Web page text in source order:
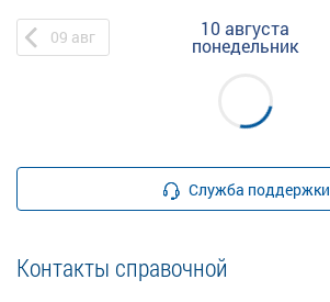
09 авг 10 августа
понедельник
Служба поддержки
Контакты справочной